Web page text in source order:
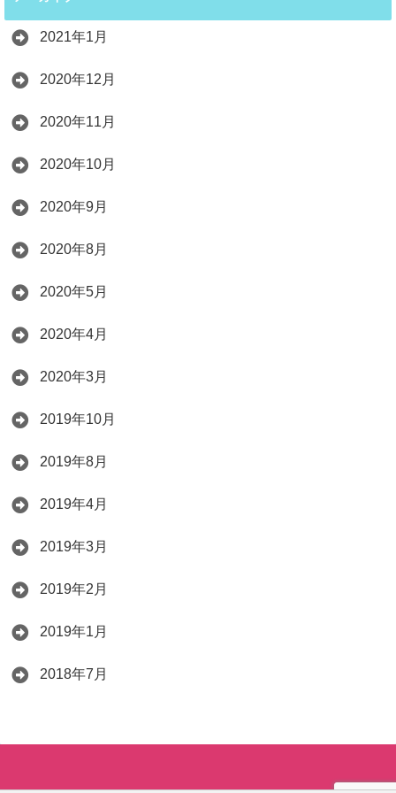
2021年1月
2020年12月
2020年11月
2020年10月
2020年9月
2020年8月
2020年5月
2020年4月
2020年3月
2019年10月
2019年8月
2019年4月
2019年3月
2019年2月
2019年1月
2018年7月